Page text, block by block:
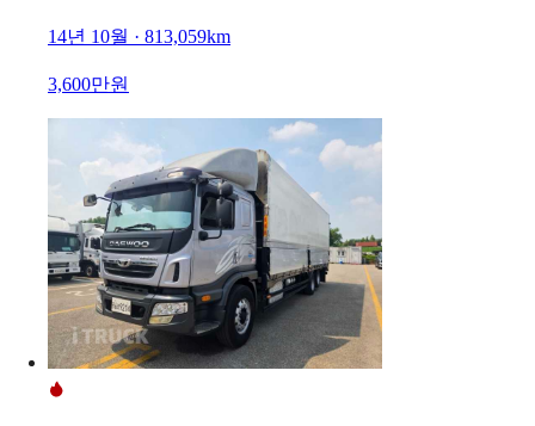
14년 10월 · 813,059km
3,600만원